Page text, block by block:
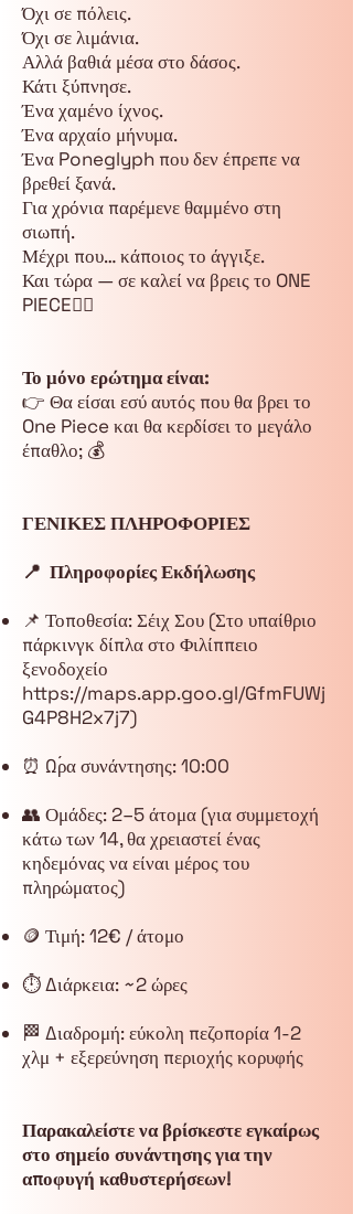
Όχι σε πόλεις.
Όχι σε λιμάνια.
Αλλά βαθιά μέσα στο δάσος.
Κάτι ξύπνησε.
Ένα χαμένο ίχνος.
Ένα αρχαίο μήνυμα.
Ένα Poneglyph που δεν έπρεπε να
βρεθεί ξανά.
Για χρόνια παρέμενε θαμμένο στη
σιωπή.
Μέχρι που… κάποιος το άγγιξε.
Και τώρα — σε καλεί να βρεις το ONE
PIECE🏴‍☠️
Το μόνο ερώτημα είναι:
👉 Θα είσαι εσύ αυτός που θα βρει το
One Piece και θα κερδίσει το μεγάλο
έπαθλο; 💰
ΓΕΝΙΚΕΣ ΠΛΗΡΟΦΟΡΙΕΣ
📍 Πληροφορίες Εκδήλωσης
📌 Τοποθεσία: Σέιχ Σου (Στο υπαίθριο
πάρκινγκ δίπλα στο Φιλίππειο
ξενοδοχείο
https://maps.app.goo.gl/GfmFUWj
G4P8H2x7j7)
⏰️ Ώρα συνάντησης: 10:00
👥 Ομάδες: 2–5 άτομα (για συμμετοχή
κάτω των 14, θα χρειαστεί ένας
κηδεμόνας να είναι μέρος του
πληρώματος)
🪙 Τιμή: 12€ / άτομο
⏱️ Διάρκεια: ~2 ώρες
🏁 Διαδρομή: εύκολη πεζοπορία 1-2
χλμ + εξερεύνηση περιοχής κορυφής
Παρακαλείστε να βρίσκεστε εγκαίρως
στο σημείο συνάντησης για την
αποφυγή καθυστερήσεων!